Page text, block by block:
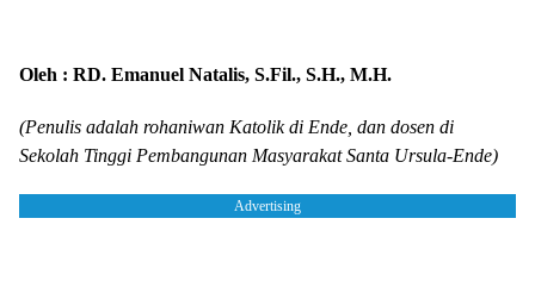
Oleh : RD. Emanuel Natalis, S.Fil., S.H., M.H.
(Penulis adalah rohaniwan Katolik di Ende, dan dosen di
Sekolah Tinggi Pembangunan Masyarakat Santa Ursula-Ende)
Advertising